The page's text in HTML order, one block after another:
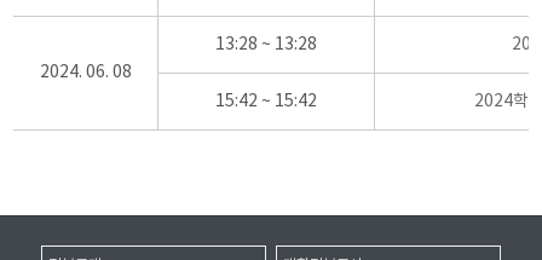
2024. 06. 08
13:28 ~ 13:28
15:42 ~ 15:42 2024학